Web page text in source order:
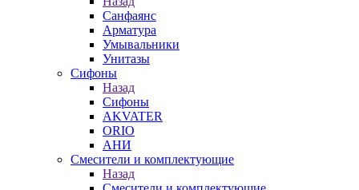
Санфаянс
Арматура
Умывальники
Унитазы
Сифоны
Назад
Сифоны
AKVATER
ORIO
АНИ
Смесители и комплектующие
Назад